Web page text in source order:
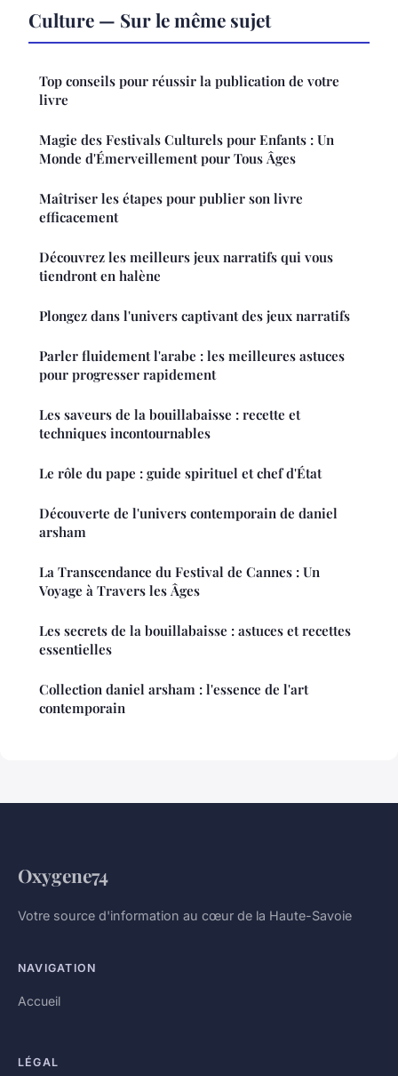
Culture — Sur le même sujet
Top conseils pour réussir la publication de votre
livre
Magie des Festivals Culturels pour Enfants : Un
Monde d'Émerveillement pour Tous Âges
Maîtriser les étapes pour publier son livre
efficacement
Découvrez les meilleurs jeux narratifs qui vous
tiendront en halène
Plongez dans l'univers captivant des jeux narratifs
Parler fluidement l'arabe : les meilleures astuces
pour progresser rapidement
Les saveurs de la bouillabaisse : recette et
techniques incontournables
Le rôle du pape : guide spirituel et chef d'État
Découverte de l'univers contemporain de daniel
arsham
La Transcendance du Festival de Cannes : Un
Voyage à Travers les Âges
Les secrets de la bouillabaisse : astuces et recettes
essentielles
Collection daniel arsham : l'essence de l'art
contemporain
Oxygene74
Votre source d'information au cœur de la Haute-Savoie
NAVIGATION
Accueil
LÉGAL